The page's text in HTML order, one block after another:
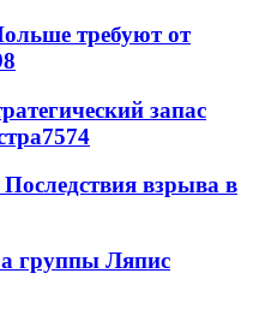
требуют от
запас
7574
взрыва в
группы Ляпис